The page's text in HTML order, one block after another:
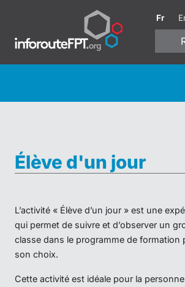
Fr
Élève d'un jour
L’activité « Élève d’un jour » est une
qui permet de suivre et d’observer un
classe dans le programme de formation
son choix.
Cette activité est idéale pour la